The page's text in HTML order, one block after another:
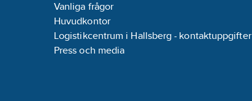
Vanliga frågor
Huvudkontor
Logistikcentrum i Hallsberg - kontaktuppgifter
Press och media